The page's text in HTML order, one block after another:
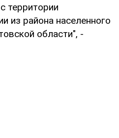
территории
из района населенного
области", -